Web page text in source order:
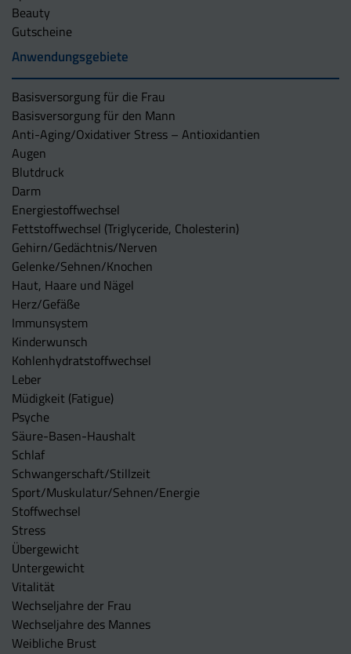
Beauty
Gutscheine
Anwendungsgebiete
Basisversorgung für die Frau
Basisversorgung für den Mann
Anti-Aging/Oxidativer Stress – Antioxidantien
Augen
Blutdruck
Darm
Energiestoffwechsel
Fettstoffwechsel (Triglyceride, Cholesterin)
Gehirn/Gedächtnis/Nerven
Gelenke/Sehnen/Knochen
Haut, Haare und Nägel
Herz/Gefäße
Immunsystem
Kinderwunsch
Kohlenhydratstoffwechsel
Leber
Müdigkeit (Fatigue)
Psyche
Säure-Basen-Haushalt
Schlaf
Schwangerschaft/Stillzeit
Sport/Muskulatur/Sehnen/Energie
Stoffwechsel
Stress
Übergewicht
Untergewicht
Vitalität
Wechseljahre der Frau
Wechseljahre des Mannes
Weibliche Brust